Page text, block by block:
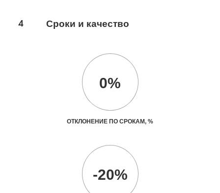
4 Сроки и качество
0%
ОТКЛОНЕНИЕ ПО СРОКАМ, %
-20%